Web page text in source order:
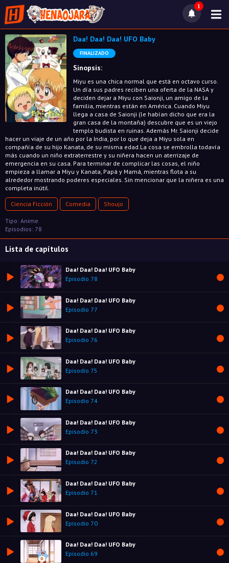
1
Daa! Daa! Daa! UFO Baby
FINALIZADO
Sinopsis:
Miyu es una chica normal que está en octavo curso.
Un día sus padres reciben una oferta de la NASA y
deciden dejar a Miyu con Saionji, un amigo de la
familia, mientras están en América. Cuando Miyu
llega a casa de Saionji (le habían dicho que era la
gran casa de la montaña) descubre que es un viejo
templo budista en ruinas. Además Mr. Saionji decide
hacer un viaje de un año por la India, por lo que deja a Miyu sola en
compañía de su hijo Kanata, de su misma edad.La cosa se embrolla todavía
más cuando un niño extraterrestre y su niñera hacen un aterrizaje de
emergencia en su casa. Para terminar de complicar las cosas, el niño
empieza a llamar a Miyu y Kanata, Papá y Mamá, mientras flota a su
alrededor mostrando poderes especiales. Sin mencionar que la niñera es una
completa inútil.
Ciencia Ficción Comedia Shoujo
Tipo: Anime
Episodios: 78
Lista de capítulos
Daa! Daa! Daa! UFO Baby
Episodio 78
Daa! Daa! Daa! UFO Baby
Episodio 77
Daa! Daa! Daa! UFO Baby
Episodio 76
Daa! Daa! Daa! UFO Baby
Episodio 75
Daa! Daa! Daa! UFO Baby
Episodio 74
Daa! Daa! Daa! UFO Baby
Episodio 73
Daa! Daa! Daa! UFO Baby
Episodio 72
Daa! Daa! Daa! UFO Baby
Episodio 71
Daa! Daa! Daa! UFO Baby
Episodio 70
Daa! Daa! Daa! UFO Baby
Episodio 69